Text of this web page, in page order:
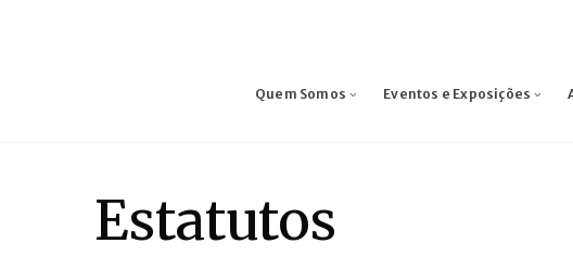
Quem Somos Eventos e Exposições
Estatutos